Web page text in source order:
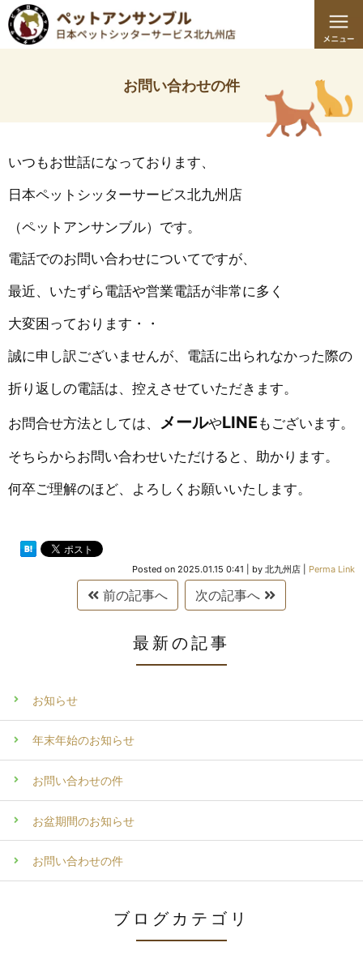
お問い合わせの件
いつもお世話になっております、
日本ペットシッターサービス北九州店
（ペットアンサンブル）です。
電話でのお問い合わせについてですが、
最近、いたずら電話や営業電話が非常に多く
大変困っております・・
誠に申し訳ございませんが、電話に出られなかった際の
折り返しの電話は、控えさせていただきます。
お問合せ方法としては、 メールやLINE もございます。
そちらからお問い合わせいただけると、助かります。
何卒ご理解のほど、よろしくお願いいたします。
Posted on 2025.01.15 0:41 by 北九州店 Perma Link
前の記事へ 次の記事へ
最新の記事
お知らせ
年末年始のお知らせ
お問い合わせの件
お盆期間のお知らせ
お問い合わせの件
ブログカテゴリ